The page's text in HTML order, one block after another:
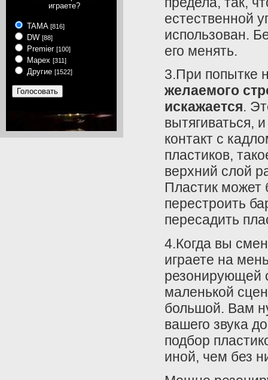
естественной
использован.
его менять.
3.При попытке
желаемого
искажается.
вытягиваться,
контакт с
пластиков,
верхний слой
Пластик может
перестроить
пересадить
4.Когда вы
играете на
резонирующей
маленькой
большой. Вам
вашего звука
подбор
иной, чем без
играете?
TAMA [816]
DW [88]
Premier [100]
Mapex [311]
Другие [1522]